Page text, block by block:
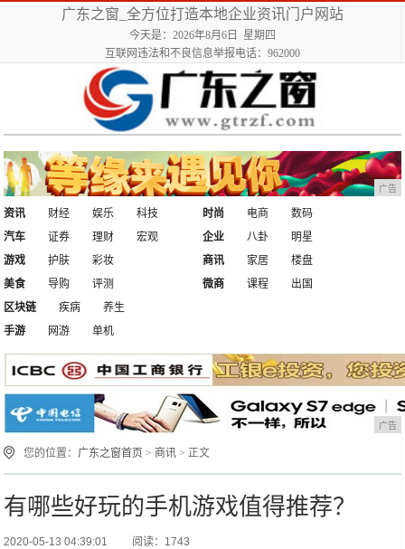
广东之窗_全方位打造本地企业资讯门户网站
今天是：2026年8月6日 星期四
互联网违法和不良信息举报电话：962000
广告
资讯 财经 娱乐
科技
汽车
证券 理财 宏观
时尚 电商
数码
企业
八卦
明星
游戏
护肤
彩妆
美食
导购 评测
商讯 家居
楼盘
微商
课程
出国
区块链
疾病
养生
手游
网游 单机
广告
您的位置： 广东之窗首页 > 商讯 > 正文
有哪些好玩的手机游戏值得推荐？
2020-05-13 04:39:01 阅读：1743